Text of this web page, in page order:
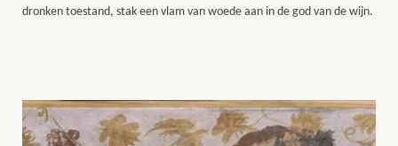
dronken toestand, stak een vlam van woede aan in de god van de wijn.